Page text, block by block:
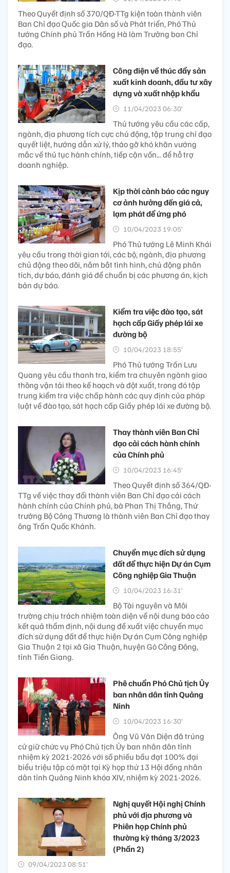
Theo Quyết định số 370/QĐ-TTg kiện toàn thành viên
Ban Chỉ đạo Quốc gia Dân số và Phát triển, Phó Thủ
tướng Chính phủ Trần Hồng Hà làm Trưởng ban Chỉ
đạo.
Công điện về thúc đẩy sản
xuất kinh doanh, đầu tư xây
dựng và xuất nhập khẩu
11/04/2023 06:30’
Thủ tướng yêu cầu các cấp,
ngành, địa phương tích cực chủ động, tập trung chỉ đạo
quyết liệt, hướng dẫn xử lý, tháo gỡ khó khăn vướng
mắc về thủ tục hành chính, tiếp cận vốn... để hỗ trợ
doanh nghiệp.
Kịp thời cảnh báo các nguy
cơ ảnh hưởng đến giá cả,
lạm phát để ứng phó
10/04/2023 19:05’
Phó Thủ tướng Lê Minh Khái
yêu cầu trong thời gian tới, các bộ, ngành, địa phương
chủ động theo dõi, nắm bắt tình hình, chủ động phân
tích, dự báo, đánh giá để chuẩn bị các phương án, kịch
bản dự báo.
Kiểm tra việc đào tạo, sát
hạch cấp Giấy phép lái xe
đường bộ
10/04/2023 18:55’
Phó Thủ tướng Trần Lưu
Quang yêu cầu thanh tra, kiểm tra chuyên ngành giao
thông vận tải theo kế hoạch và đột xuất, trong đó tập
trung kiểm tra việc chấp hành các quy định của pháp
luật về đào tạo, sát hạch cấp Giấy phép lái xe đường bộ.
Thay thành viên Ban Chỉ
đạo cải cách hành chính
của Chính phủ
10/04/2023 16:45’
Theo Quyết định số 364/QĐ-
TTg về việc thay đổi thành viên Ban Chỉ đạo cải cách
hành chính của Chính phủ, bà Phan Thị Thắng, Thứ
trưởng Bộ Công Thương là thành viên Ban Chỉ đạo thay
ông Trần Quốc Khánh.
Chuyển mục đích sử dụng
đất để thực hiện Dự án Cụm
Công nghiệp Gia Thuận
10/04/2023 16:31’
Bộ Tài nguyên và Môi
trường chịu trách nhiệm toàn diện về nội dung báo cáo
kết quả thẩm định, nội dung đề xuất việc chuyển mục
đích sử dụng đất để thực hiện Dự án Cụm Công nghiệp
Gia Thuận 2 tại xã Gia Thuận, huyện Gò Công Đông,
tỉnh Tiền Giang.
Phê chuẩn Phó Chủ tịch Ủy
ban nhân dân tỉnh Quảng
Ninh
10/04/2023 16:30’
Ông Vũ Văn Diện đã trúng
cử giữ chức vụ Phó Chủ tịch Ủy ban nhân dân tỉnh
nhiệm kỳ 2021-2026 với số phiếu bầu đạt 100% đại
biểu triệu tập có mặt tại Kỳ họp thứ 13 Hội đồng nhân
dân tỉnh Quảng Ninh khóa XIV, nhiệm kỳ 2021-2026.
Nghị quyết Hội nghị Chính
phủ với địa phương và
Phiên họp Chính phủ
thường kỳ tháng 3/2023
(Phần 2)
09/04/2023 08:51’